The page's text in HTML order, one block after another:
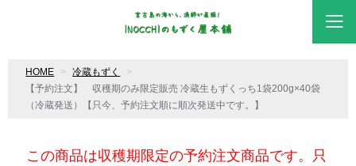
HOME
冷蔵もずく
【予約注文】 収穫期のみ限定販売 冷蔵生もずくっち1袋200g×40袋
（冷蔵発送）【只今、予約注文順に順次発送中です。】
この商品は収穫期限定の予約注文商品です。只